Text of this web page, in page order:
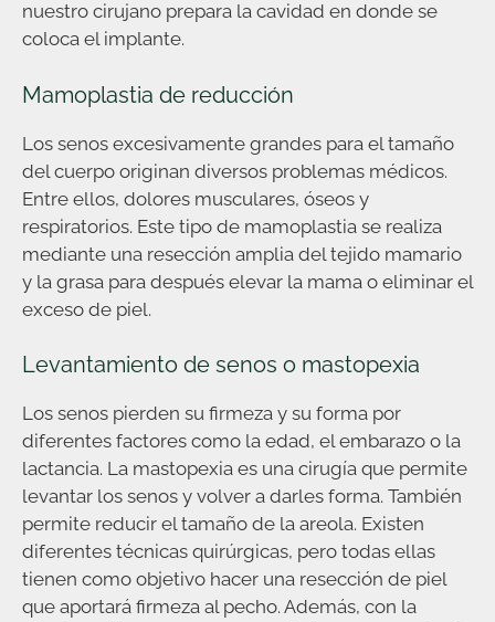
nuestro cirujano prepara la cavidad en donde se
coloca el implante.
Mamoplastia de reducción
Los senos excesivamente grandes para el tamaño
del cuerpo originan diversos problemas médicos.
Entre ellos, dolores musculares, óseos y
respiratorios. Este tipo de mamoplastia se realiza
mediante una resección amplia del tejido mamario
y la grasa para después elevar la mama o eliminar el
exceso de piel.
Levantamiento de senos o mastopexia
Los senos pierden su firmeza y su forma por
diferentes factores como la edad, el embarazo o la
lactancia. La mastopexia es una cirugía que permite
levantar los senos y volver a darles forma. También
permite reducir el tamaño de la areola. Existen
diferentes técnicas quirúrgicas, pero todas ellas
tienen como objetivo hacer una resección de piel
que aportará firmeza al pecho. Además, con la